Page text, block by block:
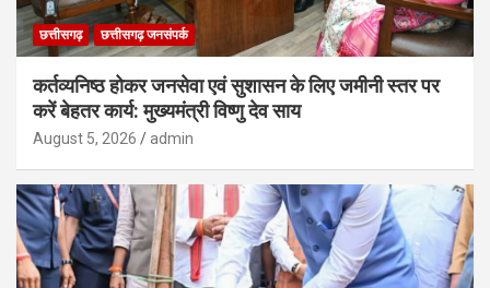
छत्तीसगढ़ छत्तीसगढ़ जनसंपर्क
कर्तव्यनिष्ठ होकर जनसेवा एवं सुशासन के लिए जमीनी स्तर पर
करें बेहतर कार्य: मुख्यमंत्री विष्णु देव साय
August 5, 2026 admin